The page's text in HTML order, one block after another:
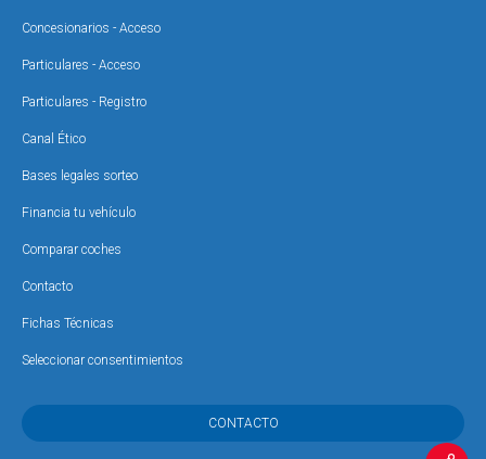
Concesionarios - Acceso
Particulares - Acceso
Particulares - Registro
Canal Ético
Bases legales sorteo
Financia tu vehículo
Comparar coches
Contacto
Fichas Técnicas
Seleccionar consentimientos
CONTACTO